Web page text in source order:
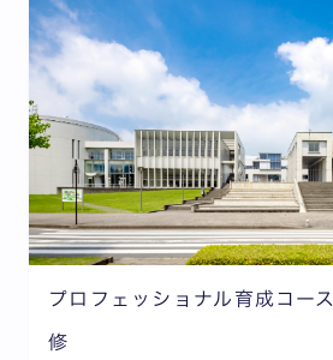
プロフェッショナル育成コース
修